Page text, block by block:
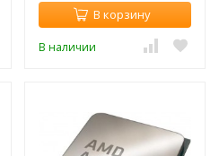
В корзину
В наличии